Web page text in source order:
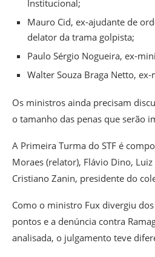
Institucional;
Mauro Cid, ex-ajudante de
delator da trama golpista;
Paulo Sérgio Nogueira, ex-
Walter Souza Braga Netto,
Os ministros ainda precisam
o tamanho das penas que serão
A Primeira Turma do STF é
Moraes (relator), Flávio Dino,
Cristiano Zanin, presidente do
Como o ministro Fux divergiu
pontos e a denúncia contra
analisada, o julgamento teve